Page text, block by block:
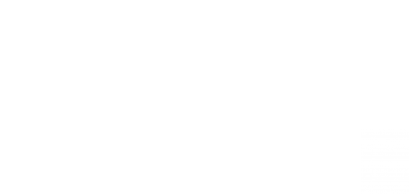
SLIM
Le cose